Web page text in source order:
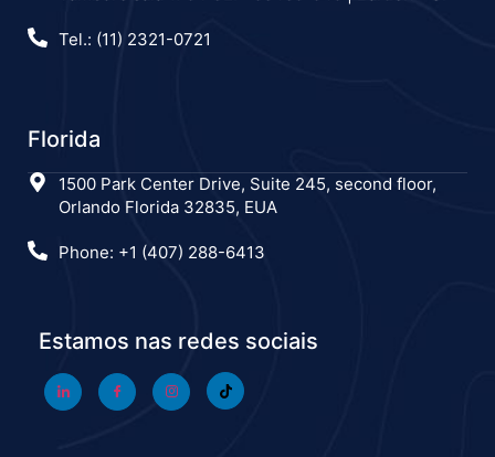
Tel.: (11) 2321-0721
Florida
1500 Park Center Drive, Suite 245, second floor,
Orlando Florida 32835, EUA
Phone: +1 (407) 288-6413
Estamos nas redes sociais